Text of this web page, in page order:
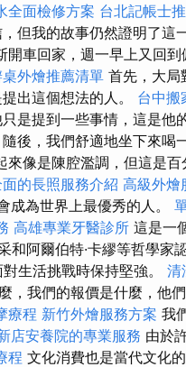
全面檢修方案 台北記帳士
但我的故事仍然證明了這
車回家，週一早上又回
外燴推薦清單 首先，大局
出這個想法的人。 台中搬
是提到一些事情，這是他
隨後，我們舒適地坐下來喝
像是陳腔濫調，但這是百
的長照服務介紹 高級外燴
成為世界上最優秀的人。
高雄專業牙醫診所 這是一
和阿爾伯特·卡繆等哲學家
生活挑戰時保持堅強。 清
，我們的報價是什麼，他
療程 新竹外燴服務方案 我
店安養院的專業服務 由於
程 文化消費也是當代文化